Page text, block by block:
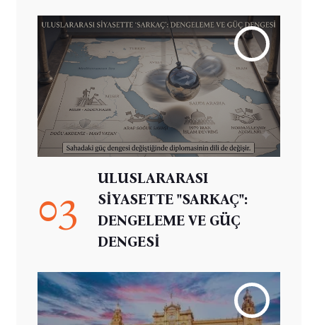
03
ULUSLARARASI
SİYASETTE "SARKAÇ":
DENGELEME VE GÜÇ
DENGESİ